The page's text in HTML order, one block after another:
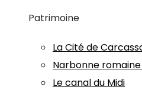
Patrimoine
La Cité de
Narbonne
Le canal du Midi